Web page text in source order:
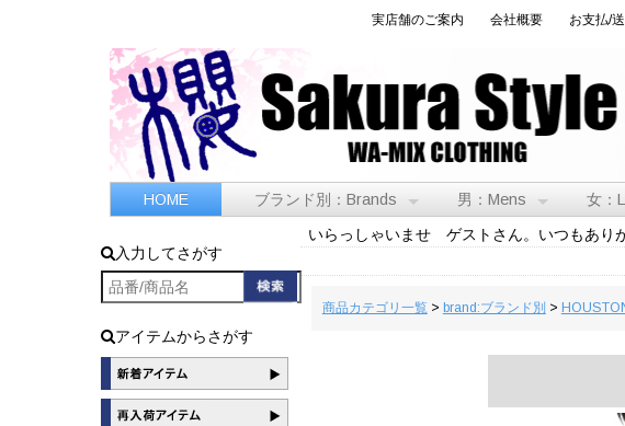
実店舗のご案内 会社概要 お支払/
HOME ブランド別：Brands 男：Mens 女：
入力してさがす
アイテムからさがす
いらっしゃいませ ゲストさん。いつもあり
商品カテゴリ一覧> brand:ブランド別 >